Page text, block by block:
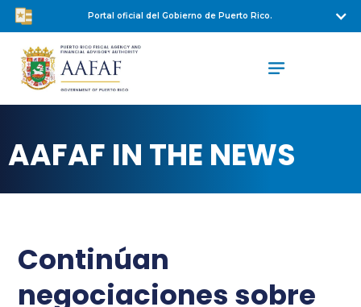
Portal oficial del Gobierno de Puerto Rico.
AAFAF IN THE NEWS
Continúan
negociaciones sobre